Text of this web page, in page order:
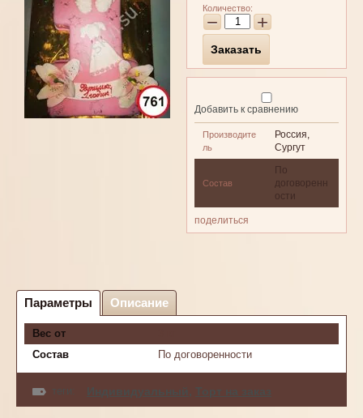
Количество:
− +
Заказать
Добавить к сравнению
Производите
ль
Россия,
Сургут
Состав
По
договоренн
ости
поделиться
Параметры Описание
Вес от
Состав
По договоренности
Индивидуальный Торт на заказ